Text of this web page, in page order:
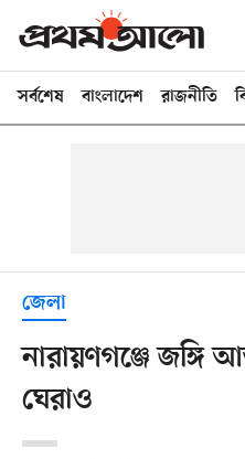
সর্বশেষ বাংলাদেশ রাজনীতি
জেলা
নারায়ণগঞ্জে জঙ্গি
ঘেরাও